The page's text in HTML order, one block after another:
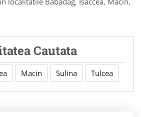
Cautata
Macin Sulina Tulcea